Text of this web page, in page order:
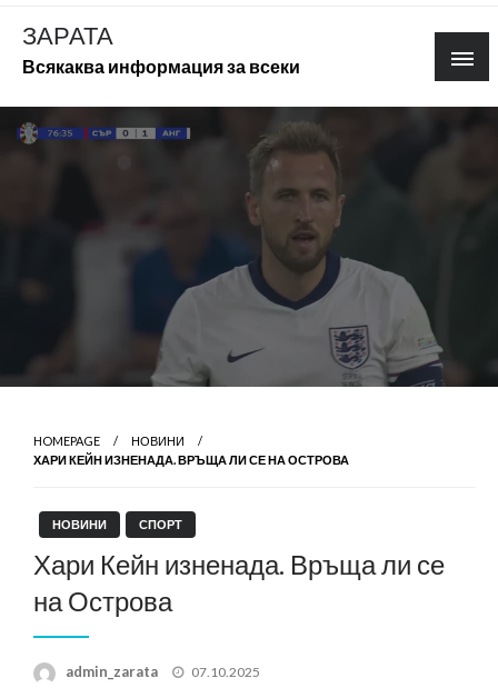
Skip
content
ЗАРАТА
Всякаква информация за всеки
HOMEPAGE
НОВИНИ
ХАРИ КЕЙН ИЗНЕНАДА. ВРЪЩА ЛИ СЕ НА ОСТРОВА
НОВИНИ СПОРТ
Хари Кейн изненада. Връща ли се
на Острова
admin_zarata
Posted
07.10.2025